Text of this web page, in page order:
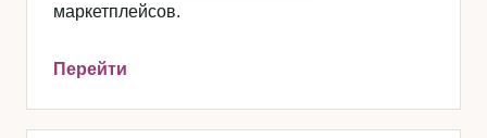
маркетплейсов.
Перейти